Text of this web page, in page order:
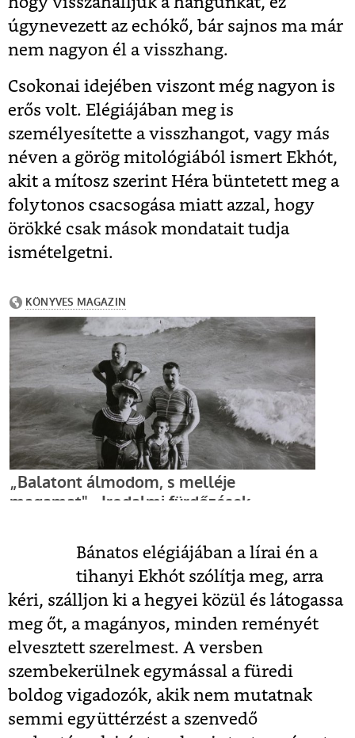
úgynevezett az echókő, bár sajnos ma már
nem nagyon él a visszhang.
Csokonai idejében viszont még nagyon is
erős volt. Elégiájában meg is
személyesítette a visszhangot, vagy más
néven a görög mitológiából ismert Ekhót,
akit a mítosz szerint Héra büntetett meg a
folytonos csacsogása miatt azzal, hogy
örökké csak mások mondatait tudja
ismételgetni.
Bánatos elégiájában a lírai én a
tihanyi Ekhót szólítja meg, arra
kéri, szálljon ki a hegyei közül és látogassa
meg őt, a magányos, minden reményét
elvesztett szerelmest. A versben
szembekerülnek egymással a füredi
boldog vigadozók, akik nem mutatnak
semmi együttérzést a szenvedő